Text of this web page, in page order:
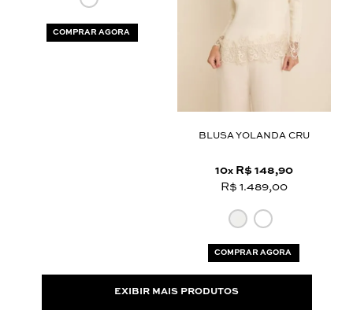
COMPRAR AGORA
BLUSA YOLANDA CRU
10x R$ 148,90
R$ 1.489,00
COMPRAR AGORA
EXIBIR MAIS PRODUTOS